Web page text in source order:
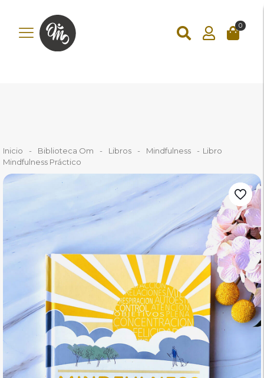
0
Inicio - Biblioteca Om - Libros - Mindfulness - Libro
Mindfulness Práctico